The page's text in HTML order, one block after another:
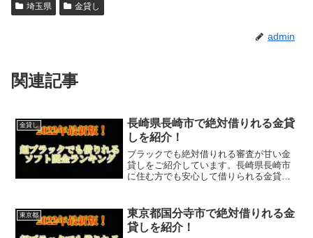
埼玉県 金貸し
admin
関連記事
金貸し
長崎県長崎市で絶対借りれる金貸
しを紹介！
ブラックでも絶対借りれる審査が甘い金
貸しをご紹介しています。長崎県長崎市
に住む方でも安心して借りられる金貸し
はなく、国または長崎県長崎市で貸金業
登録をしている正規の金貸し...
東京都
東京都国分寺市で絶対借りれる金
貸しを紹介！